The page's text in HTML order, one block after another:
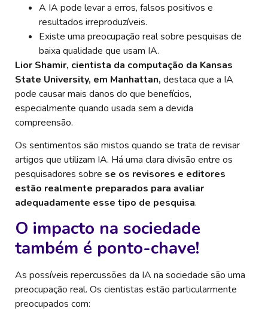
A IA pode levar a erros, falsos positivos e
resultados irreproduzíveis.
Existe uma preocupação real sobre pesquisas de
baixa qualidade que usam IA.
Lior Shamir, cientista da computação da Kansas
State University, em Manhattan, destaca que a IA
pode causar mais danos do que benefícios,
especialmente quando usada sem a devida
compreensão.
Os sentimentos são mistos quando se trata de revisar
artigos que utilizam IA. Há uma clara divisão entre os
pesquisadores sobre se os revisores e editores
estão realmente preparados para avaliar
adequadamente esse tipo de pesquisa.
O impacto na sociedade
também é ponto-chave!
As possíveis repercussões da IA na sociedade são uma
preocupação real. Os cientistas estão particularmente
preocupados com: